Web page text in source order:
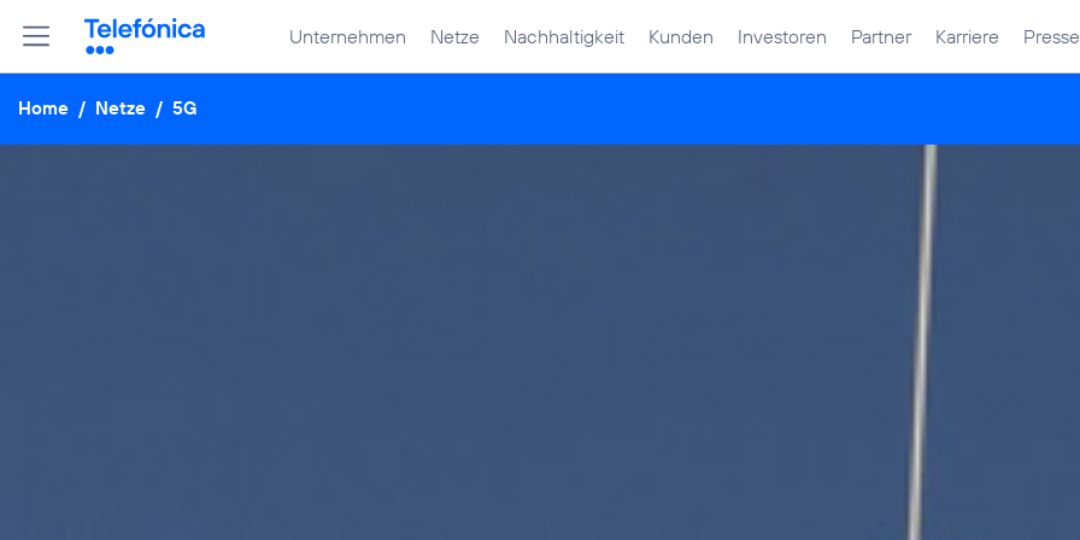
Unternehmen Netze Nachhaltigkeit Kunden Investoren Partner Karriere Presse
Home / Netze / 5G